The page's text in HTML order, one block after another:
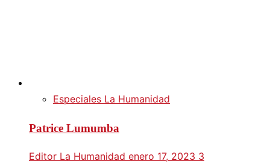
Especiales La Humanidad
Patrice Lumumba
Editor La Humanidad enero 17, 2023 3